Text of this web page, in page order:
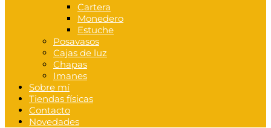
Cartera
Monedero
Estuche
Posavasos
Cajas de luz
Chapas
Imanes
Sobre mí
Tiendas físicas
Contacto
Novedades